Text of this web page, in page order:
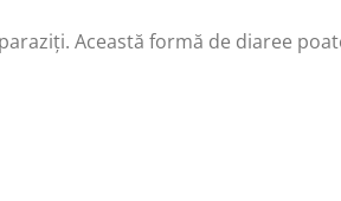
Această formă de diaree